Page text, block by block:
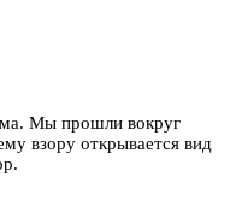
Мы прошли вокруг
взору открывается вид